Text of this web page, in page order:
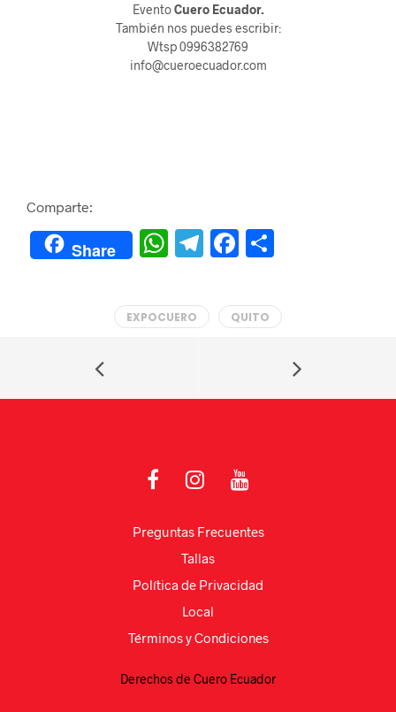
EventoCuero Ecuador.
También nos puedes escribir:
Wtsp 0996382769
info@cueroecuador.com
Comparte:
Share
W
at
s
Te
gr
a
F
c
e
m
p
ar
tir
EXPOCUERO QUITO
Preguntas Frecuentes
Tallas
Política de Privacidad
Local
Términos y Condiciones
Derechos de Cuero Ecuador